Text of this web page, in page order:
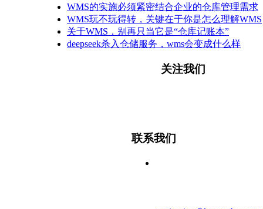
WMS的实施必须紧密结合企业的仓库管理需求
WMS玩不玩得转，关键在于你是怎么理解WMS
关于WMS，别再只当它是“仓库记账本”
deepseek杀入仓储服务，wms会变成什么样
关注我们
联系我们